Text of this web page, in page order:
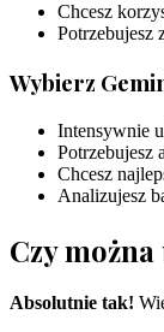
Chcesz
Potrzebujesz
Wybierz
Intensywnie
Potrzebujesz
Chcesz
Analizujesz
Czy
Absolutnie tak!